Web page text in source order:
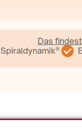
Das
Spiraldynamik®